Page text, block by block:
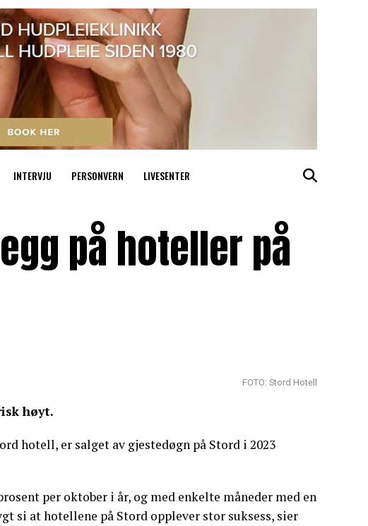
INTERVJU PERSONVERN LIVESENTER
på hoteller på
FOTO: Stord Hotell
høyt.
hotell, er salget av gjestedøgn på Stord i 2023
per oktober i år, og med enkelte måneder med en
si at hotellene på Stord opplever stor suksess, sier